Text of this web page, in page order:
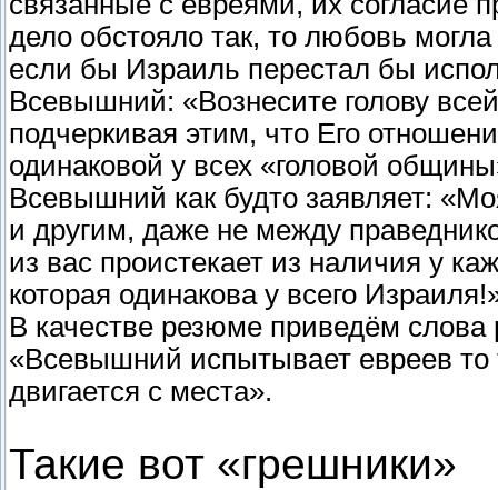
дело обстояло так, то любовь
если бы Израиль перестал бы
Всевышний: «Вознесите голову
подчеркивая этим, что Его
одинаковой у всех «головой
Всевышний как будто заявляет:
и другим, даже не между
из вас проистекает из наличия у
которая одинакова у всего
В качестве резюме приведём
«Всевышний испытывает евреев то
двигается с места».
Такие вот «грешники»